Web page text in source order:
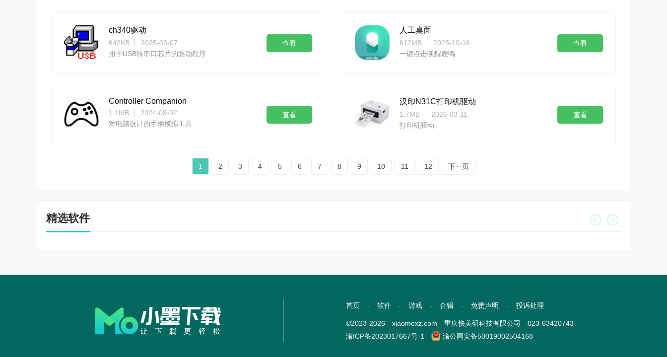
ch340驱动
642KB
2025-03-07
用于USB转串口芯片的驱动程序
查看
人工桌面
612MB
2025-10-16
一键点击唤醒鹿鸣
查看
Controller Companion
1.1MB
2024-08-02
对电脑设计的手柄模拟工具
查看
汉印N31C打印机驱动
1.7MB
2026-03-11
打印机驱动
查看
1 2 3 4 5 6 7 8 9 10 11 12 下一页
精选软件
首页 - 软件 - 游戏 - 合辑 - 免责声明 - 投诉处理
©2023-2026 xiaomoxz.com 重庆快美研科技有限公司 023-63420743
渝ICP备2023017667号-1
渝公网安备50019002504168